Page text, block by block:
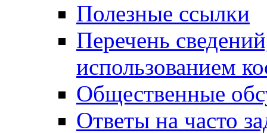
Полезные ссылки
Перечень
использованием
Общественные
Ответы на часто